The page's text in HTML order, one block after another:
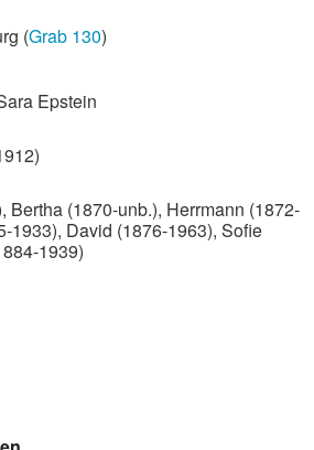
(Grab 130)
Epstein
Bertha (1870-unb.), Herrmann (1872-
1933), David (1876-1963), Sofie
1939)